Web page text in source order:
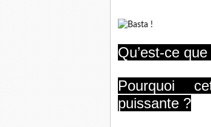
Qu’est-ce
Pourquoi
puissante ?